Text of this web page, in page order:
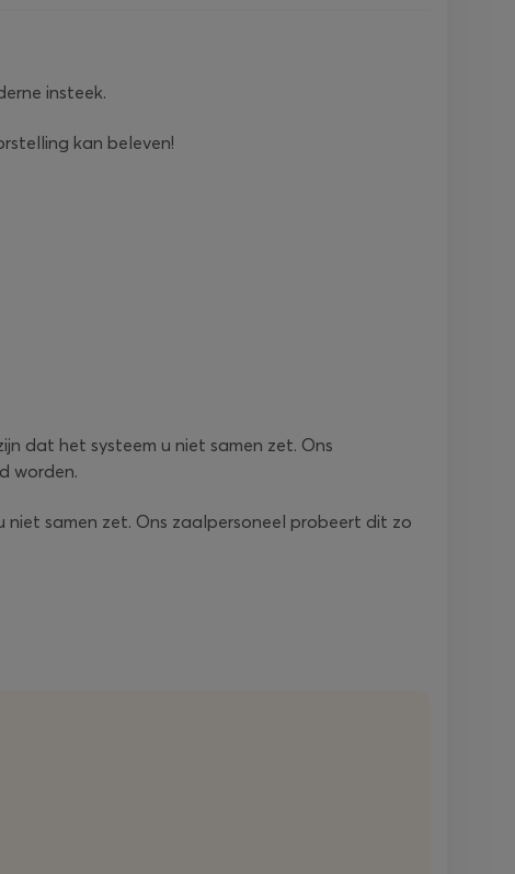
insteek.
kan beleven!
dat het systeem u niet samen zet. Ons
worden.
samen zet. Ons zaalpersoneel probeert dit zo